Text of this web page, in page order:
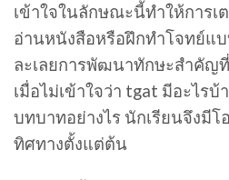
เข้าใจในลักษณะนี้ทำให้การเ
อ่านหนังสือหรือฝึกทำโจทย์แ
ละเลยการพัฒนาทักษะสำคัญ
เมื่อไม่เข้าใจว่า tgat มีอะไร
บทบาทอย่างไร นักเรียนจึงมีโ
ทิศทางตั้งแต่ต้น